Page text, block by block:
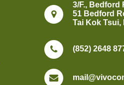
3/F., Bedford
51 Bedford
Tai Kok Tsui,
(852) 2648